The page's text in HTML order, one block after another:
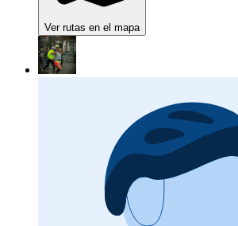
Ver rutas en el mapa